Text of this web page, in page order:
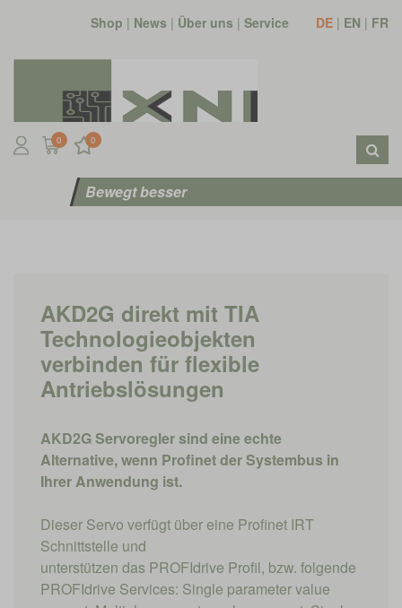
Shop | News | Über uns | Service DE | EN | FR
0 0
Bewegt besser
AKD2G direkt mit TIA
Technologieobjekten
verbinden für flexible
Antriebslösungen
AKD2G Servoregler sind eine echte
Alternative, wenn Profinet der Systembus in
Ihrer Anwendung ist.
Dieser Servo verfügt über eine Profinet IRT
Schnittstelle und
unterstützen das PROFIdrive Profil, bzw. folgende
PROFIdrive Services: Single parameter value